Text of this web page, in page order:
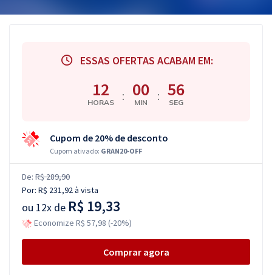
ESSAS OFERTAS ACABAM EM:
12
HORAS : 00
MIN : 55
SEG
Cupom de 20% de desconto
Cupom ativado: GRAN20-OFF
De: R$ 289,90
Por: R$ 231,92à vista
ou 12x de R$ 19,33
Economize R$ 57,98 (-20%)
Comprar agora